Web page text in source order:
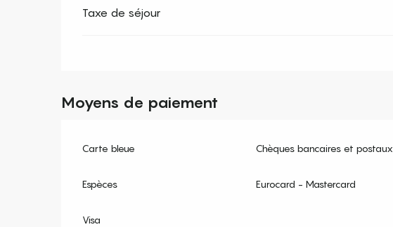
Taxe de séjour
Moyens de paiement
Carte bleue Chèques bancaires et postaux
Espèces Eurocard - Mastercard
Visa